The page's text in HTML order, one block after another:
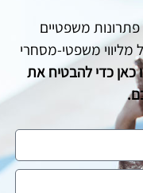
פתרונות משפטיים
משפטי-מסחרי
כאן כדי להבטיח את